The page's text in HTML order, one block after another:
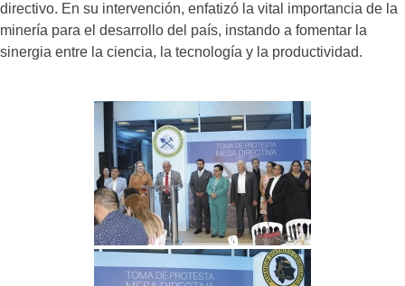
directivo. En su intervención, enfatizó la vital importancia de la
minería para el desarrollo del país, instando a fomentar la
sinergia entre la ciencia, la tecnología y la productividad.